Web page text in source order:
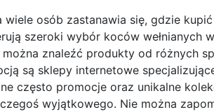
osób zastanawia się, gdzie
szeroki wybór koców wełnianych
znaleźć produkty od różnych
są sklepy internetowe
często promocje oraz unikalne
wyjątkowego. Nie można